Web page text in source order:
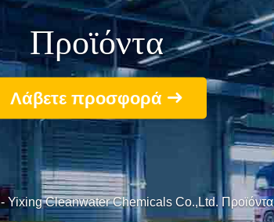
Προϊόντα
Λάβετε προσφορά
-Yixing Cleanwater Chemicals Co.,Ltd. Προϊόντα